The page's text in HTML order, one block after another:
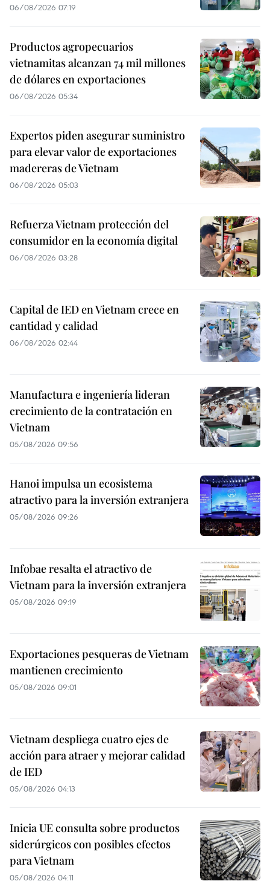
06/08/2026 07:19
Productos agropecuarios
vietnamitas alcanzan 74 mil millones
de dólares en exportaciones
06/08/2026 05:34
Expertos piden asegurar suministro
para elevar valor de exportaciones
madereras de Vietnam
06/08/2026 05:03
Refuerza Vietnam protección del
consumidor en la economía digital
06/08/2026 03:28
Capital de IED en Vietnam crece en
cantidad y calidad
06/08/2026 02:44
Manufactura e ingeniería lideran
crecimiento de la contratación en
Vietnam
05/08/2026 09:56
Hanoi impulsa un ecosistema
atractivo para la inversión extranjera
05/08/2026 09:26
Infobae resalta el atractivo de
Vietnam para la inversión extranjera
05/08/2026 09:19
Exportaciones pesqueras de Vietnam
mantienen crecimiento
05/08/2026 09:01
Vietnam despliega cuatro ejes de
acción para atraer y mejorar calidad
de IED
05/08/2026 04:13
Inicia UE consulta sobre productos
siderúrgicos con posibles efectos
para Vietnam
05/08/2026 04:11